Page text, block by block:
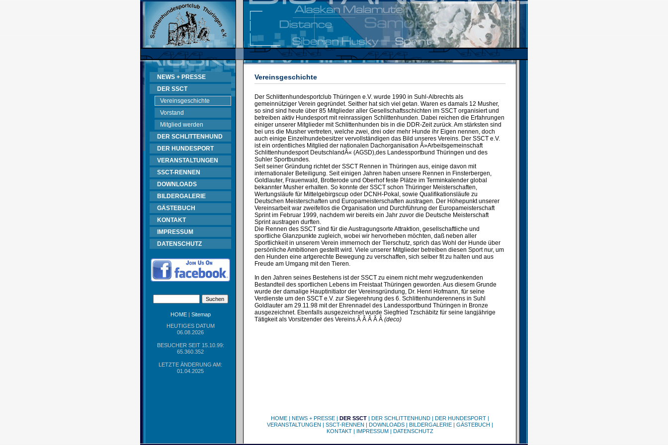
NEWS + PRESSE
DER SSCT
Vereinsgeschichte
Vorstand
Mitglied werden
DER SCHLITTENHUND
DER HUNDESPORT
VERANSTALTUNGEN
SSCT-RENNEN
DOWNLOADS
BILDERGALERIE
GÄSTEBUCH
KONTAKT
IMPRESSUM
DATENSCHUTZ
HOME| Sitemap
HEUTIGES DATUM
06.08.2026
BESUCHER SEIT 15.10.99:
65.360.352
LETZTE ÄNDERUNG AM:
01.04.2025
Vereinsgeschichte
Der Schlittenhundesportclub Thüringen e.V. wurde 1990 in Suhl-Albrechts als
gemeinnütziger Verein gegründet. Seither hat sich viel getan. Waren es damals 12 Musher,
so sind sind heute über 85 Mitglieder aller Gesellschaftsschichten im SSCT organisiert und
betreiben aktiv Hundesport mit reinrassigen Schlittenhunden. Dabei reichen die Erfahrungen
einiger unserer Mitglieder mit Schlittenhunden bis in die DDR-Zeit zurück. Am stärksten sind
bei uns die Musher vertreten, welche zwei, drei oder mehr Hunde ihr Eigen nennen, doch
auch einige Einzelhundebesitzer vervollständigen das Bild unseres Vereins. Der SSCT e.V.
ist ein ordentliches Mitglied der nationalen Dachorganisation Â»Arbeitsgemeinschaft
Schlittenhundesport DeutschlandÂ« (AGSD),des Landessportbund Thüringen und des
Suhler Sportbundes.
Seit seiner Gründung richtet der SSCT Rennen in Thüringen aus, einige davon mit
internationaler Beteiligung. Seit einigen Jahren haben unsere Rennen in Finsterbergen,
Goldlauter, Frauenwald, Brotterode und Oberhof feste Plätze im Terminkalender global
bekannter Musher erhalten. So konnte der SSCT schon Thüringer Meisterschaften,
Wertungsläufe für Mittelgebirgscup oder DCNH-Pokal, sowie Qualifikationsläufe zu
Deutschen Meisterschaften und Europameisterschaften austragen. Der Höhepunkt unserer
Vereinsarbeit war zweifellos die Organisation und Durchführung der Europameisterschaft
Sprint im Februar 1999, nachdem wir bereits ein Jahr zuvor die Deutsche Meisterschaft
Sprint austragen durften.
Die Rennen des SSCT sind für die Austragungsorte Attraktion, gesellschaftliche und
sportliche Glanzpunkte zugleich, wobei wir hervorheben möchten, daß neben aller
Sportlichkeit in unserem Verein immernoch der Tierschutz, sprich das Wohl der Hunde über
persönliche Ambitionen gestellt wird. Viele unserer Mitglieder betreiben diesen Sport nur, um
den Hunden eine artgerechte Bewegung zu verschaffen, sich selber fit zu halten und aus
Freude am Umgang mit den Tieren.
In den Jahren seines Bestehens ist der SSCT zu einem nicht mehr wegzudenkenden
Bestandteil des sportlichen Lebens im Freistaat Thüringen geworden. Aus diesem Grunde
wurde der damalige Hauptinitiator der Vereinsgründung, Dr. Henri Hofmann, für seine
Verdienste um den SSCT e.V. zur Siegerehrung des 6. Schlittenhunderennens in Suhl
Goldlauter am 29.11.98 mit der Ehrennadel des Landessportbund Thüringen in Bronze
ausgezeichnet. Ebenfalls ausgezeichnet wurde Siegfried Tzschäbitz für seine langjährige
Tätigkeit als Vorsitzender des Vereins.Â Â Â Â Â (deco)
HOME| NEWS + PRESSE| DER SSCT| DER SCHLITTENHUND| DER HUNDESPORT|
VERANSTALTUNGEN | SSCT-RENNEN | DOWNLOADS| BILDERGALERIE| GÄSTEBUCH |
KONTAKT| IMPRESSUM| DATENSCHUTZ